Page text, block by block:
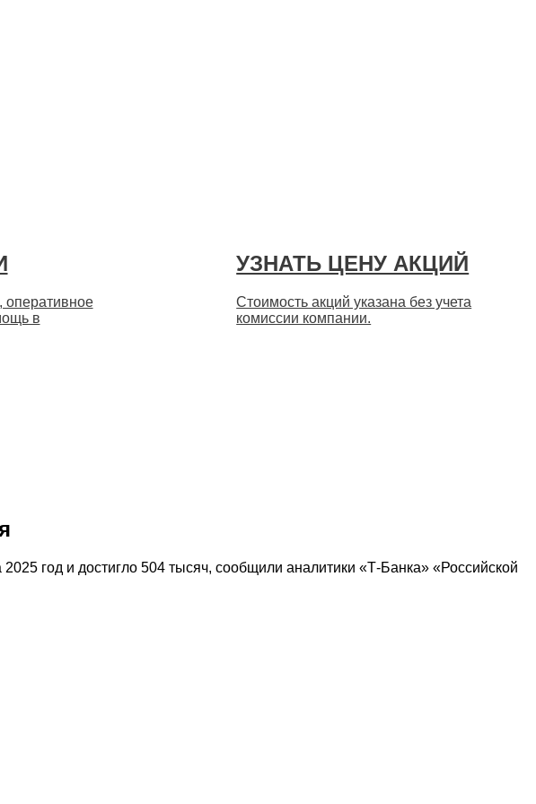
оперативное
в
УЗНАТЬ ЦЕНУ АКЦИЙ
Стоимость акций указана без учета
комиссии компании.
год и достигло 504 тысяч, сообщили аналитики «Т-Банка» «Российской